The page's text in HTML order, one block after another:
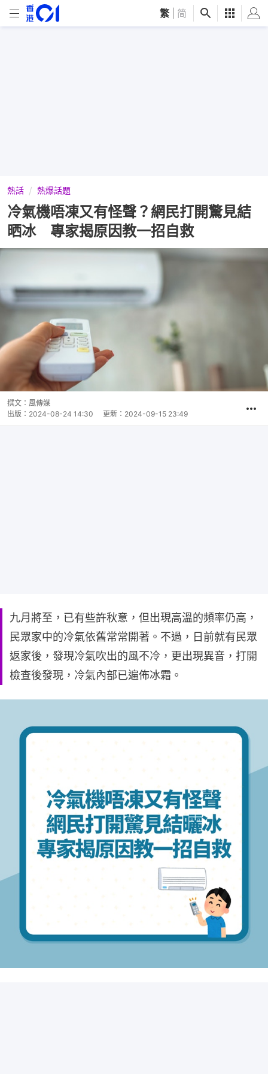
繁 简
熱話 熱爆話題
冷氣機唔凍又有怪聲？網民打開驚見結
晒冰 專家揭原因教一招自救
撰文： 風傳媒
出版： 2024-08-24 14:30 更新： 2024-09-15 23:49
九月將至，已有些許秋意，但出現高溫的頻率仍高，
民眾家中的冷氣依舊常常開著。不過，日前就有民眾
返家後，發現冷氣吹出的風不冷，更出現異音，打開
檢查後發現，冷氣內部已遍佈冰霜。